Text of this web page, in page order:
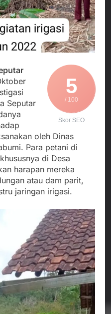
Kepala KUA
dengan Istri
Mengemuka
3, 2026
Pendidikan Buka
Rakor Dewan
Bersama
Mitra Pendidikan di
Sukabumi
3, 2026
Camat Arjasa
Langsung Turun
Temui Warga
Paseraman yang
dan Hidup
Kara
3, 2026
Kadupugur
Program
Non Rawa dan
2026, Dukung
Air Irigasi
Petani
2, 2026
5
/ 100
Skor SEO
Seputar
oleh Dinas
Para petani di
di Desa
harapan mereka
atau dam parit,
jaringan irigasi.